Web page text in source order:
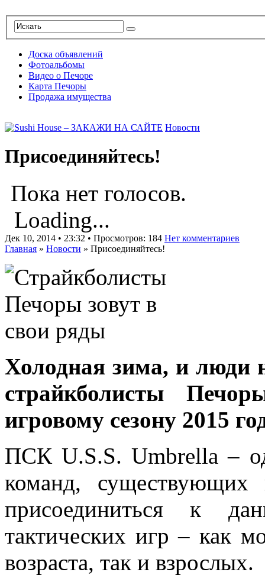
Доска объявлений
Фотоальбомы
Видео о Печоре
Карта Печоры
Продажа имущества
Новости
Присоединяйтесь!
Пока нет голосов.
Loading...
Дек 10, 2014 • 23:32 • Просмотров: 184 Нет комментариев
Главная » Новости » Присоединяйтесь!
Холодная зима, и люди
страйкболисты
игровому сезону 2015
ПСК U.S.S. Umbrella –
команд, существующих
присоединиться к
тактических игр – как
возраста, так и взрослых.